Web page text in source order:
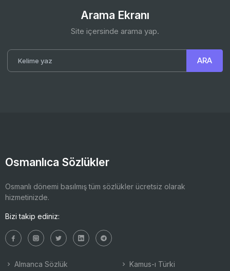
Arama Ekranı
Site içersinde arama yap.
Osmanlıca Sözlükler
Osmanlı dönemi basılmış tüm sözlükler ücretsiz olarak
hizmetinizde.
Bizi takip ediniz:
Almanca Sözlük Kamus-ı Türki